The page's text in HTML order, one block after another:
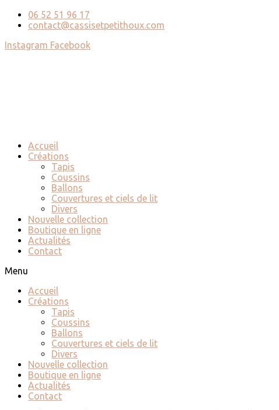
06 52 51 96 17
contact@cassisetpetithoux.com
Instagram Facebook
Accueil
Créations
Tapis
Coussins
Ballons
Couvertures et ciels de lit
Divers
Nouvelle collection
Boutique en ligne
Actualités
Contact
Menu
Accueil
Créations
Tapis
Coussins
Ballons
Couvertures et ciels de lit
Divers
Nouvelle collection
Boutique en ligne
Actualités
Contact